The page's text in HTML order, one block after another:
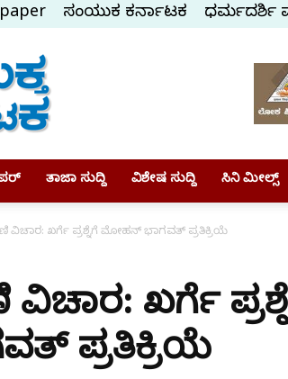
ಸಂಯುಕ್ತ ಕರ್ನಾಟಕ ಧರ್ಮದರ್ಶಿ
ತಾಜಾ ಸುದ್ದಿ ವಿಶೇಷ ಸುದ್ದಿ ಸಿನಿ ಮೀಲ್ಸ್
ವಿಚಾರ: ಖರ್ಗೆ ಪ್ರಶ್ನೆಗೆ ಮೋಹನ್ ಭಾಗವತ್ ಪ್ರತಿಕ್ರಿಯೆ
ಖರ್ಗೆ
ಪ್ರತಿಕ್ರಿಯೆ